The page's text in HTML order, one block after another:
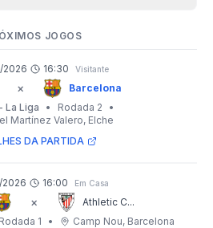
JOGOS
2026 16:30 Visitante
×
Barcelona
La Liga
• Rodada 2
•
Martínez Valero, Elche
DA PARTIDA
16:00 Em Casa
×
Athletic C...
Rodada 1 • Camp Nou, Barcelona